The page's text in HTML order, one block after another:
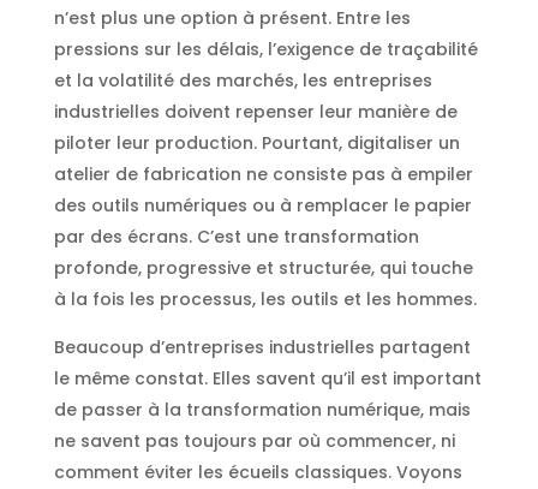
n’est plus une option à présent. Entre les
pressions sur les délais, l’exigence de traçabilité
et la volatilité des marchés, les entreprises
industrielles doivent repenser leur manière de
piloter leur production. Pourtant, digitaliser un
atelier de fabrication ne consiste pas à empiler
des outils numériques ou à remplacer le papier
par des écrans. C’est une transformation
profonde, progressive et structurée, qui touche
à la fois les processus, les outils et les hommes.
Beaucoup d’entreprises industrielles partagent
le même constat. Elles savent qu’il est important
de passer à la transformation numérique, mais
ne savent pas toujours par où commencer, ni
comment éviter les écueils classiques. Voyons